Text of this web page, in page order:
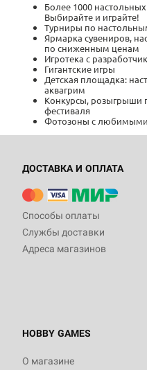
Более 1000
Выбирайте и играйте!
Турниры по
Ярмарка сувениров,
по сниженным ценам
Игротека с
Гигантские игры
Детская площадка:
аквагрим
Конкурсы, розыгрыши
фестиваля
Фотозоны с любимыми
ДОСТАВКА И ОПЛАТА
Способы оплаты
Службы доставки
Адреса магазинов
HOBBY GAMES
О магазине